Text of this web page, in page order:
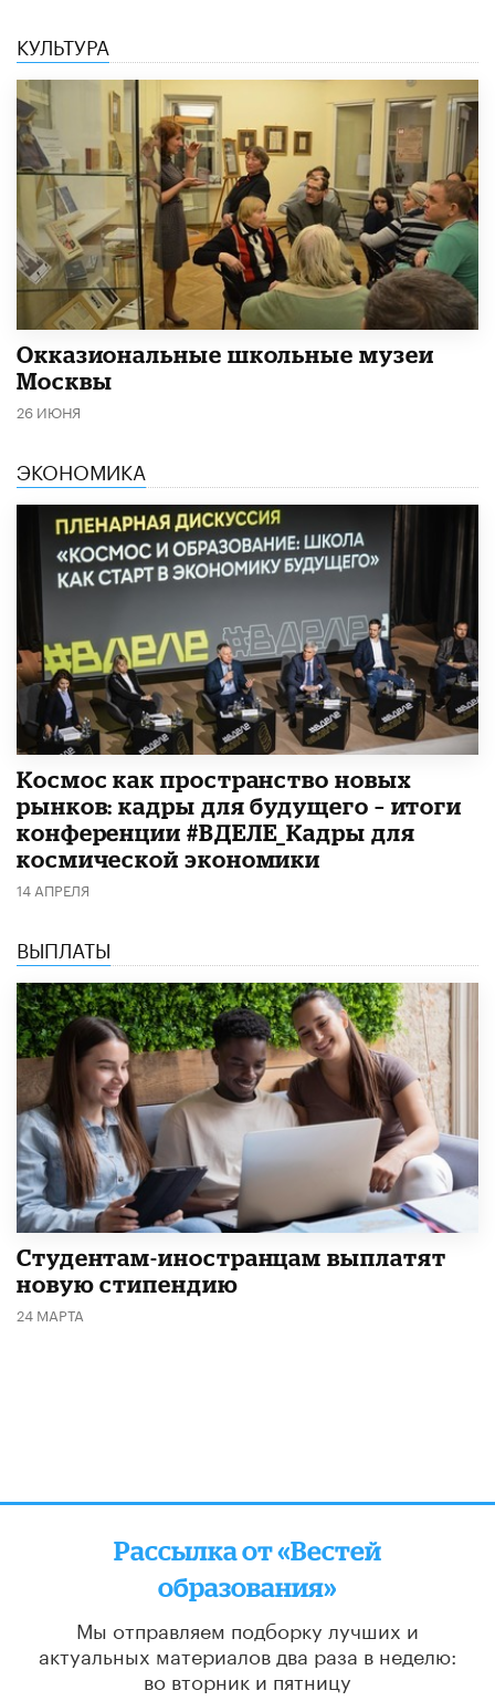
КУЛЬТУРА
​Окказиональные школьные музеи
Москвы
26 ИЮНЯ
ЭКОНОМИКА
Космос как пространство новых
рынков: кадры для будущего – итоги
конференции #ВДЕЛЕ_Кадры для
космической экономики
14 АПРЕЛЯ
ВЫПЛАТЫ
Студентам-иностранцам выплатят
новую стипендию
24 МАРТА
Рассылка от «Вестей
образования»
Мы отправляем подборку лучших и
актуальных материалов два раза в неделю:
во вторник и пятницу